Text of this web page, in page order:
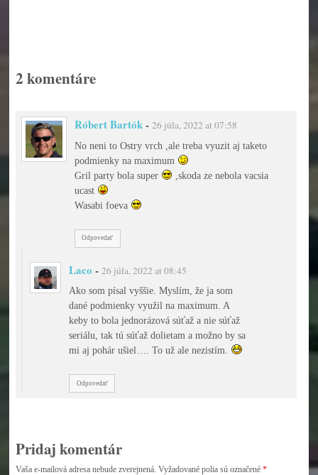
2 komentáre
Róbert Bartók- 26 júla, 2022 at 07:58
No neni to Ostry vrch ,ale treba vyuzit aj taketo
podmienky na maximum
Gril party bola super
,skoda ze nebola vacsia
ucast
Wasabi foeva
Odpovedať
Laco - 26 júla, 2022 at 08:45
Ako som písal vyššie. Myslím, že ja som
dané podmienky využil na maximum. A
keby to bola jednorázová súťaž a nie súťaž
seriálu, tak tú súťaž dolietam a možno by sa
mi aj pohár ušiel…. To už ale nezistím.
Odpovedať
Pridaj komentár
Vaša e-mailová adresa nebude zverejnená. Vyžadované polia sú označené *